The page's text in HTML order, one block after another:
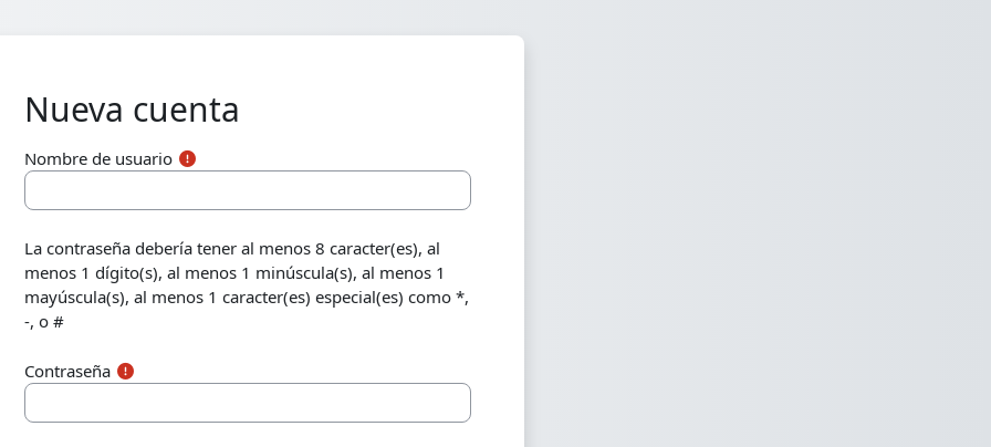
Nueva cuenta
Nombre de usuario
La contraseña debería tener al menos 8 caracter(es), al
menos 1 dígito(s), al menos 1 minúscula(s), al menos 1
mayúscula(s), al menos 1 caracter(es) especial(es) como *,
-, o #
Contraseña